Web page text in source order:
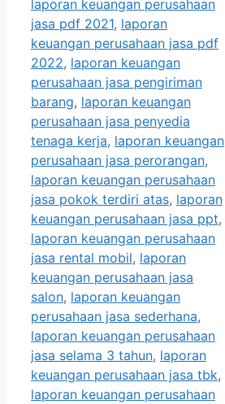
laporan keuangan perusahaan
jasa pdf 2021, laporan
keuangan perusahaan jasa pdf
2022, laporan keuangan
perusahaan jasa pengiriman
barang, laporan keuangan
perusahaan jasa penyedia
tenaga kerja, laporan keuangan
perusahaan jasa perorangan,
laporan keuangan perusahaan
jasa pokok terdiri atas, laporan
keuangan perusahaan jasa ppt,
laporan keuangan perusahaan
jasa rental mobil, laporan
keuangan perusahaan jasa
salon, laporan keuangan
perusahaan jasa sederhana,
laporan keuangan perusahaan
jasa selama 3 tahun, laporan
keuangan perusahaan jasa tbk,
laporan keuangan perusahaan